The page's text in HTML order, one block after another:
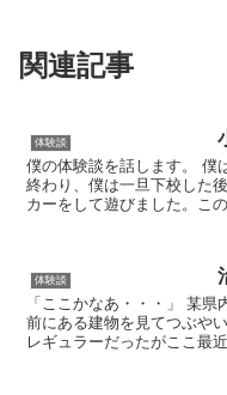
関連記事
体験談
僕の体験談を話します。 僕
終わり、僕は一旦下校した
カーをして遊びました。こ
体験談
「ここかなあ・・・」 某
前にある建物を見てつぶや
レギュラーだったがここ最